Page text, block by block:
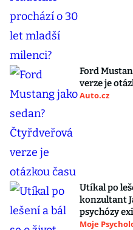
Ford
verze je
Auto.cz
Utíkal po
konzultant
psychózy
Moje